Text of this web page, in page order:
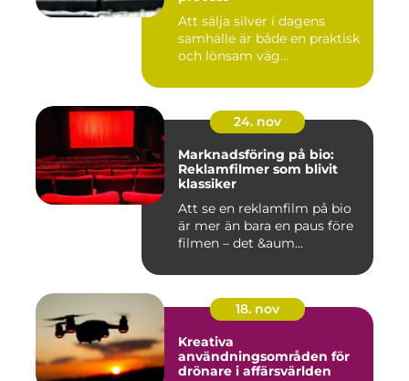
Att sälja silver i dagens
samhälle är både en praktisk
och lönsam väg...
24. nov
Marknadsföring på bio:
Reklamfilmer som blivit
klassiker
Att se en reklamfilm på bio
är mer än bara en paus före
filmen – det &aum...
18. nov
Kreativa
användningsområden för
drönare i affärsvärlden